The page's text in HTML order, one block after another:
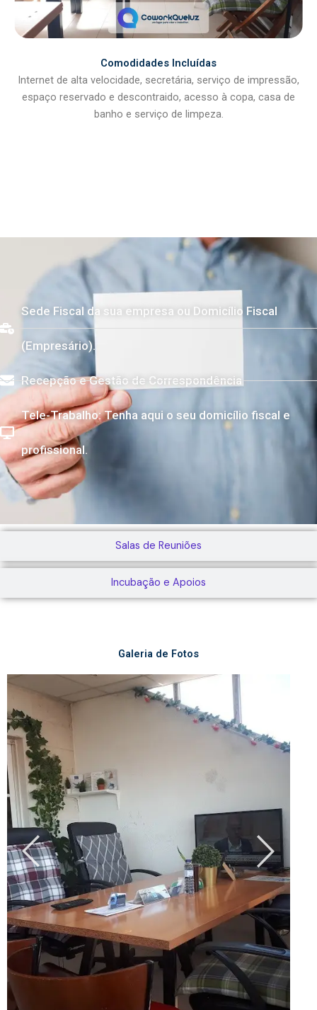
Comodidades Incluídas
Internet de alta velocidade, secretária, serviço de impressão,
espaço reservado e descontraido, acesso à copa, casa de
banho e serviço de limpeza.
Salas de Reuniões
Incubação e Apoios
Sede Fiscal da sua empresa ou Domicílio Fiscal
(Empresário).
Recepção e Gestão de Correspondência
Tele-Trabalho: Tenha aqui o seu domicílio fiscal e
profissional.
Galeria de Fotos